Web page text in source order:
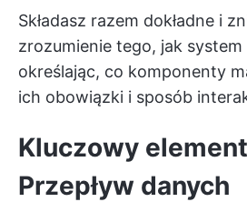
Składasz razem dokładne i
zrozumienie tego, jak system
określając, co komponenty
ich obowiązki i sposób
Kluczowy
Przepływ danych